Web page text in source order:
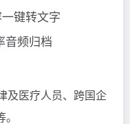
键转文字
音频归档
及医疗人员、跨国企